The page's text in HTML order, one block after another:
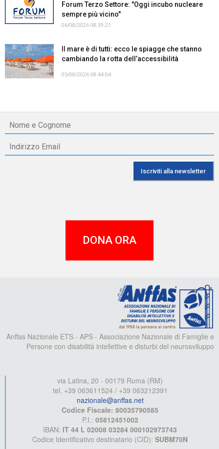
Forum Terzo Settore: "Oggi incubo nucleare
sempre più vicino"
06/08/2026 08:39:21
Il mare è di tutti: ecco le spiagge che stanno
cambiando la rotta dell’accessibilità
05/08/2026 08:44:04
DONA ORA
Anffas Nazionale ETS - APS - Associazione Nazionale di Famiglie e
Persone con disabilità intellettive e disturbi del neurosviluppo
via Latina, 20 - 00179 Roma (RM)
tel. +39 063611524 / +39 063212391
nazionale@anffas.net
Codice Fiscale: 80035790585
P.I.: 05812451002
IBAN: IT 44 L 02008 03284 000102973743
Codice Identificativo destinatario (CID): SUBM70N